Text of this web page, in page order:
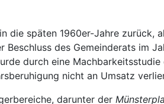
die späten 1960er-Jahre zurück,
des Gemeinderats im
durch eine Machbarkeitsstudie
nicht an Umsatz
darunter der